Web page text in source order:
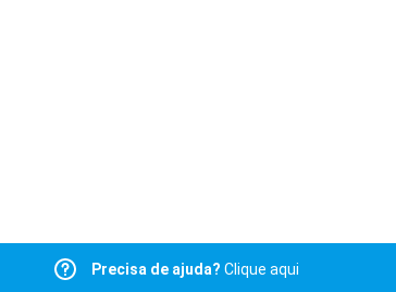
Precisa de ajuda? Clique aqui